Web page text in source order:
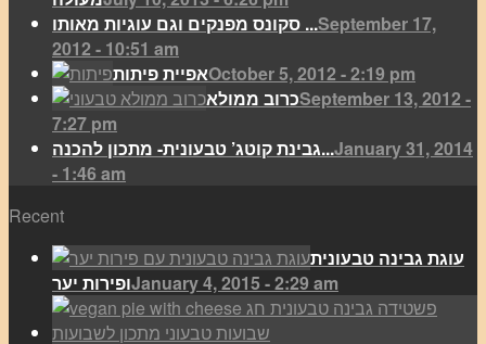
סקונס מפנקים וגם עוגיות מאותו ...September 17,
2012 - 10:51 am
אפיית פיתותOctober 5, 2012 - 2:19 pm
כרוב ממולאSeptember 13, 2012 -
7:27 pm
גבינת קוטג’ טבעונית- מתכון להכנה...January 31, 2014
- 1:46 am
Recent
עוגת גבינה טבעונית
ופירות יערJanuary 4, 2015 - 2:29 am